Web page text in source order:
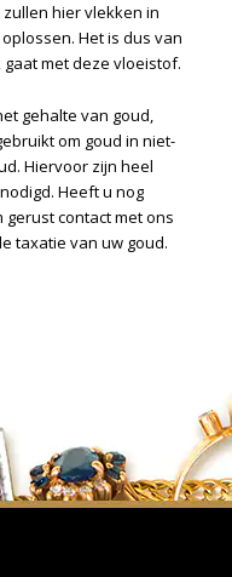
hier vlekken in
Het is dus van
met deze vloeistof.
gehalte van goud,
om goud in niet-
Hiervoor zijn heel
Heeft u nog
contact met ons
taxatie van uw goud.